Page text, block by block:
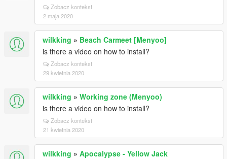
Zobacz kontekst
2 maja 2020
wilkking » Beach Carmeet [Menyoo]
is there a video on how to install?
Zobacz kontekst
29 kwietnia 2020
wilkking » Working zone (Menyoo)
is there a video on how to install?
Zobacz kontekst
21 kwietnia 2020
wilkking » Apocalypse - Yellow Jack